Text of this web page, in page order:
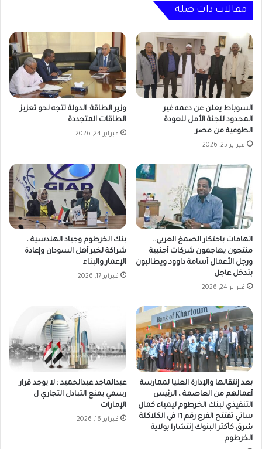
مقالات ذات صلة
السوباط يعلن عن دعمه غير
المحدود للجنة الأمل للعودة
الطوعية من مصر
فبراير 25, 2026
وزير الطاقة: الدولة تتجه نحو تعزيز
الطاقات المتجددة
فبراير 24, 2026
اتهامات باحتكار الصمغ العربي..
منتجون يهاجمون شركات أجنبية
ورجل الأعمال أسامة داوود ويطالبون
بتدخل عاجل
فبراير 24, 2026
بنك الخرطوم وجياد الهندسية ،
شراكة لخير أهل السودان وإعادة
الإعمار والبناء
فبراير 17, 2026
بعد إنتقالها والإدارة العليا لممارسة
أعمالهم من العاصمة ، الرئيس
التنفيذي لبنك الخرطوم ليمياء كمال
ساتي تفتتح الفرع رقم ١٦ في الكلاكلة
شرق كأكثر البنوك إنتشارا بولاية
الخرطوم
عبدالماجد عبدالحميد : لا يوجد قرار
رسمي يمنع التبادل التجاري ل
الإمارات
فبراير 16, 2026